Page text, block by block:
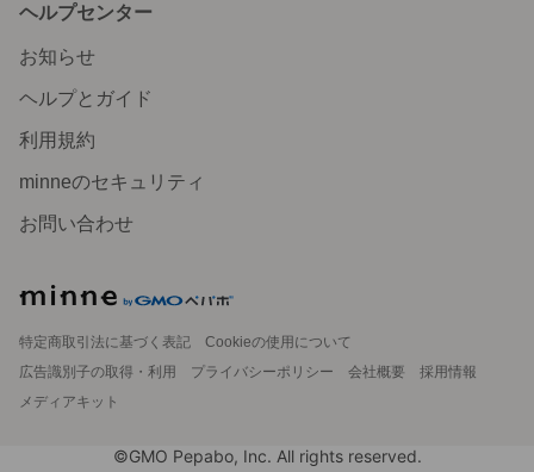
ヘルプセンター
お知らせ
ヘルプとガイド
利用規約
minneのセキュリティ
お問い合わせ
特定商取引法に基づく表記
Cookieの使用について
広告識別子の取得・利用
プライバシーポリシー 会社概要
採用情報
メディアキット
©GMO Pepabo, Inc. All rights reserved.